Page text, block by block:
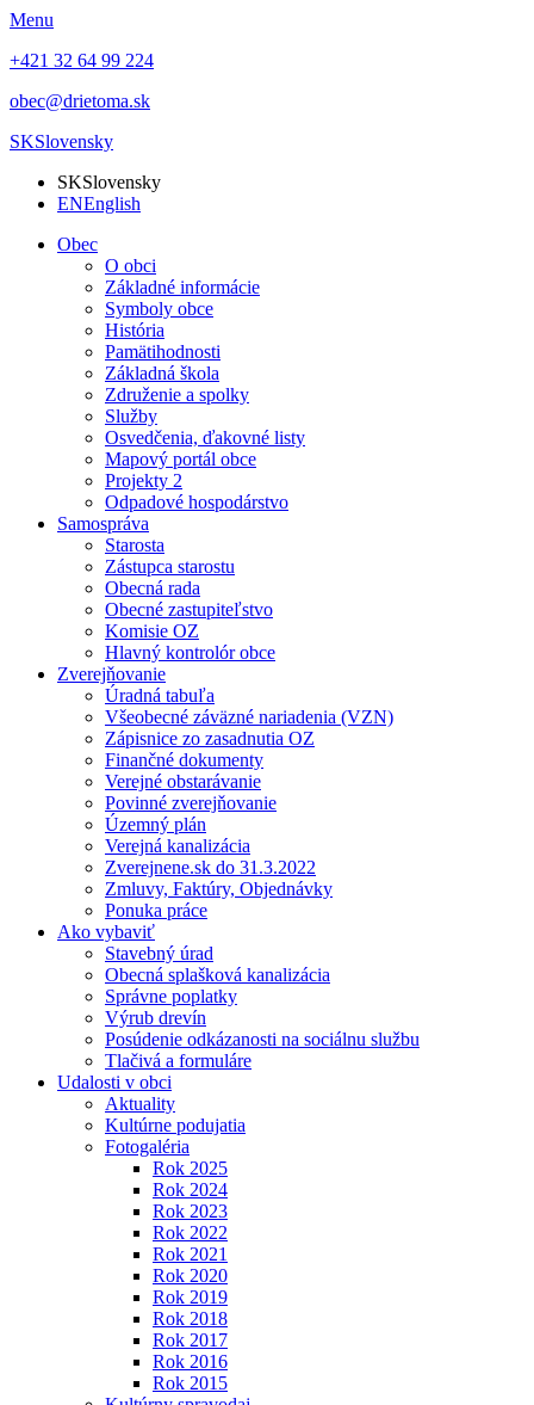
Menu
+421 32 64 99 224
obec@drietoma.sk
SKSlovensky
SKSlovensky
ENEnglish
Obec
O obci
Základné informácie
Symboly obce
História
Pamätihodnosti
Základná škola
Združenie a spolky
Služby
Osvedčenia, ďakovné listy
Mapový portál obce
Projekty 2
Odpadové hospodárstvo
Samospráva
Starosta
Zástupca starostu
Obecná rada
Obecné zastupiteľstvo
Komisie OZ
Hlavný kontrolór obce
Zverejňovanie
Úradná tabuľa
Všeobecné záväzné nariadenia (VZN)
Zápisnice zo zasadnutia OZ
Finančné dokumenty
Verejné obstarávanie
Povinné zverejňovanie
Územný plán
Verejná kanalizácia
Zverejnene.sk do 31.3.2022
Zmluvy, Faktúry, Objednávky
Ponuka práce
Ako vybaviť
Stavebný úrad
Obecná splašková kanalizácia
Správne poplatky
Výrub drevín
Posúdenie odkázanosti na sociálnu službu
Tlačivá a formuláre
Udalosti v obci
Aktuality
Kultúrne podujatia
Fotogaléria
Rok 2025
Rok 2024
Rok 2023
Rok 2022
Rok 2021
Rok 2020
Rok 2019
Rok 2018
Rok 2017
Rok 2016
Rok 2015